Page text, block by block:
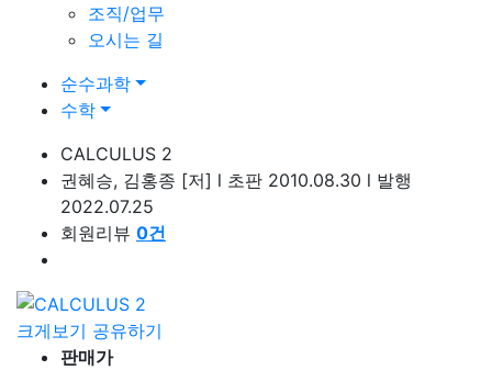
조직/업무
오시는 길
순수과학
수학
CALCULUS 2
권혜승, 김홍종 [저] l 초판 2010.08.30 l 발행
2022.07.25
회원리뷰 0건
크게보기 공유하기
판매가